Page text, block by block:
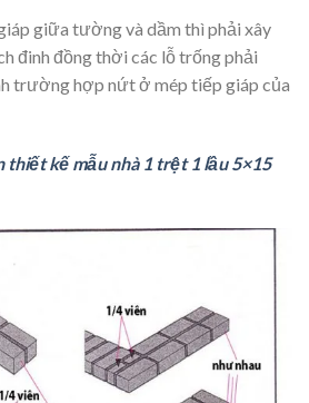
giữa tường và dầm thì phải xây
đinh đồng thời các lỗ trống phải
trường hợp nứt ở mép tiếp giáp của
thiết kế mẫu nhà 1 trệt 1 lầu 5×15